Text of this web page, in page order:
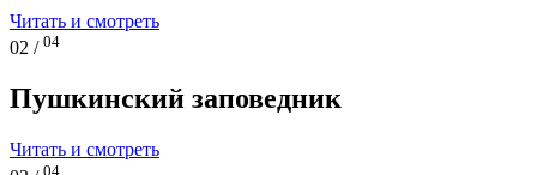
Читать и смотреть
02 / 04
Пушкинский заповедник
Читать и смотреть
04